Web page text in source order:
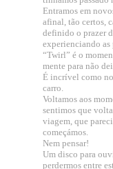
Entramos em
afinal, tão certos,
definido o prazer
experienciando as
“Twirl” é o
mente para não
É incrível como
carro.
Voltamos aos
sentimos que
viagem, que
começámos.
Nem pensar!
Um disco para
perdermos entre